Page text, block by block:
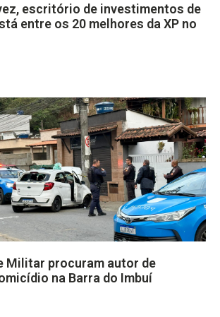
escritório de investimentos de
entre os 20 melhores da XP no
Militar procuram autor de
na Barra do Imbuí